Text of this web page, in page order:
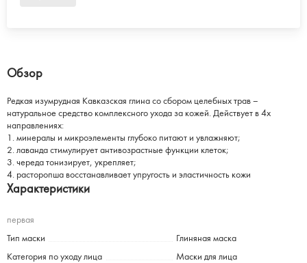
Обзор
Редкая изумрудная Кавказская глина со сбором целебных трав –
натуральное средство комплексного ухода за кожей. Действует в 4х
направлениях:
1. минералы и микроэлементы глубоко питают и увлажняют;
2. лаванда стимулирует антивозрастные функции клеток;
3. череда тонизирует, укрепляет;
4. расторопша восстанавливает упругость и эластичность кожи
Характеристики
первая
Тип маски Глиняная маска
Категория по уходу лица Маски для лица